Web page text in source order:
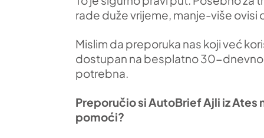
rade duže vrijeme, manje-više ovisi
Mislim da preporuka nas koji već
dostupan na besplatno 30-dnevno
potrebna.
Preporučio si AutoBrief Ajli iz Ates
pomoći?